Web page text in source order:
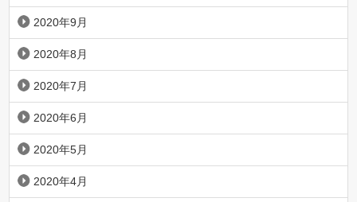
2020年9月
2020年8月
2020年7月
2020年6月
2020年5月
2020年4月